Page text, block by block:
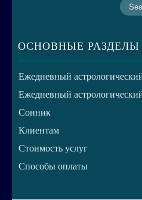
ОСНОВНЫЕ РАЗДЕЛЫ
Ежедневный
Ежедневный
Сонник
Клиентам
Стоимость услуг
Способы оплаты